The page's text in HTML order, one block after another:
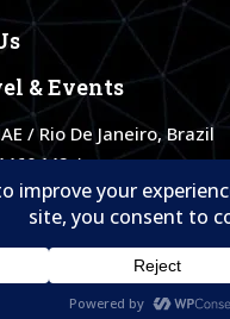
& Events
/ Rio De Janeiro, Brazil
/
Travel & Events